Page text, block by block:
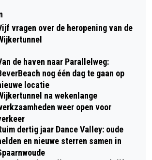
DALÍ COLLEGE PITCHEN
TIJDENS BESTE IDEE
HEEMSKERK OPENT
DE TROMPET
vragen over de heropening van de
de haven naar Parallelweg:
nog één dag te gaan op
locatie
na wekenlange
weer open voor
dertig jaar Dance Valley: oude
en nieuwe sterren samen in